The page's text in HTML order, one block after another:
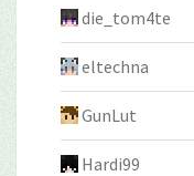
die_tom4te
eltechna
GunLut
Hardi99